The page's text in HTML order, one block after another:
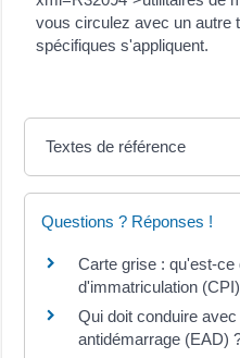
vous circulez avec un autre
spécifiques s'appliquent.
Textes de référence
Questions ? Réponses !
Carte grise : qu'est-
d'immatriculation
Qui doit conduire
antidémarrage (EAD)